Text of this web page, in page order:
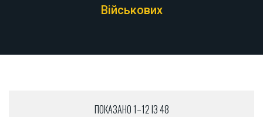
Військових
ПОКАЗАНО 1–12 ІЗ 48